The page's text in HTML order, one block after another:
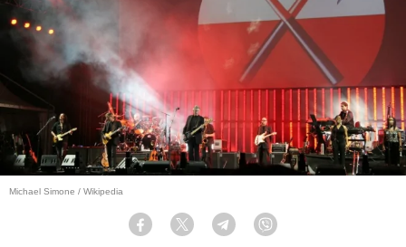
Michael Simone / Wikipedia
Facebook Twitter Telegram